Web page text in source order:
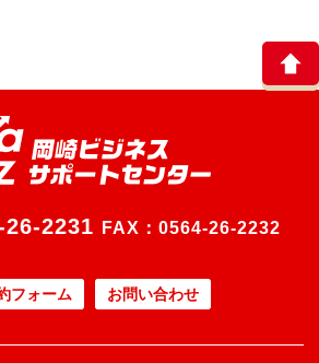
26-2231 FAX：0564-26-2232
フォーム お問い合わせ